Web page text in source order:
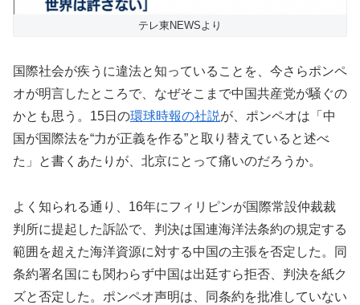
テレ東NEWSより
国際社会が疾うに違法と知っていることを、今さらポンペ
オが明言したところで、なぜそこまで中国共産党が騒ぐの
かとも思う。 15日の環球時報の社説が、ポンペオは「中
国が国際法を“力が正義を作る”と取り替えていると述べ
た」と書くあたりが、北京にとって痛いのだろう か。
よく知られる通り、 16年にフィリピンが国際常設仲裁裁
判所に提起した訴訟で、判決は国連海洋法条約の規定する
範囲を超えた海洋資源に対する中国の主張を否定した。
同
条約署名国にも関わらず中国は出廷すら拒否、判決を紙ク
ズと否定した。ポンペオ声明は、
同条約を批准していない